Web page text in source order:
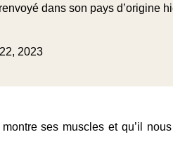
dans son pays d’origine
2023
ses muscles et qu’il